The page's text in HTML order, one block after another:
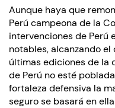
Aunque haya que
Perú campeona de la
intervenciones de Perú
notables, alcanzando
últimas ediciones de la
de Perú no esté
fortaleza defensiva la
seguro se basará en